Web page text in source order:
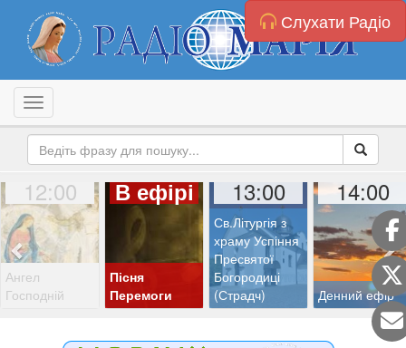
Слухати Радіо
Toggle navigation
12:00
Ангел
Господній
В ефірі
Пісня
Перемоги
13:00
Св.Літургія з
храму Успіння
Пресвятої
Богородиці
(Страдч)
14:00
Денний ефір